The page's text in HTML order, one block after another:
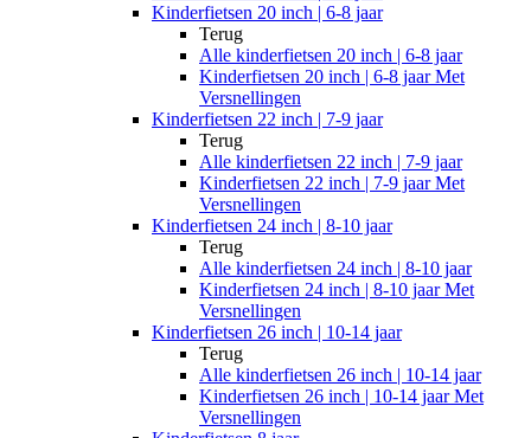
Kinderfietsen 20 inch | 6-8 jaar
Terug
Alle kinderfietsen 20 inch | 6-8 jaar
Kinderfietsen 20 inch | 6-8 jaar Met
Versnellingen
Kinderfietsen 22 inch | 7-9 jaar
Terug
Alle kinderfietsen 22 inch | 7-9 jaar
Kinderfietsen 22 inch | 7-9 jaar Met
Versnellingen
Kinderfietsen 24 inch | 8-10 jaar
Terug
Alle kinderfietsen 24 inch | 8-10 jaar
Kinderfietsen 24 inch | 8-10 jaar Met
Versnellingen
Kinderfietsen 26 inch | 10-14 jaar
Terug
Alle kinderfietsen 26 inch | 10-14 jaar
Kinderfietsen 26 inch | 10-14 jaar Met
Versnellingen